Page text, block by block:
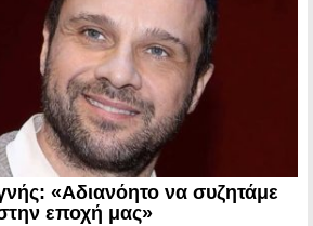
«Αδιανόητο να συζητάμε
στην εποχή μας»